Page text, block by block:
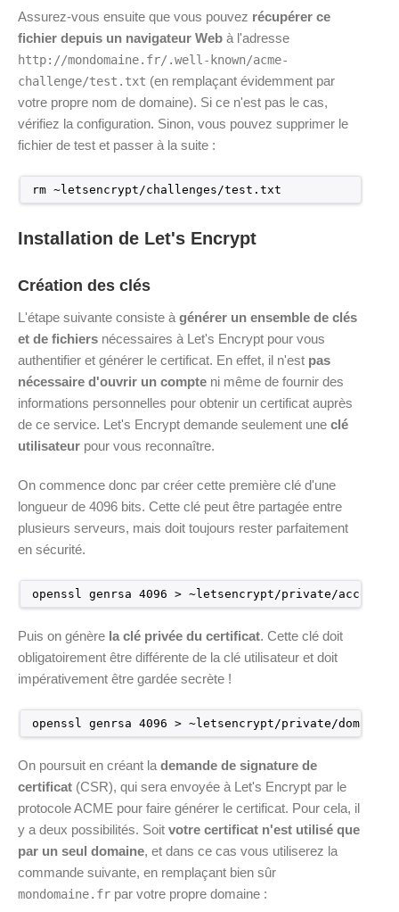
Assurez-vous ensuite que vous pouvez récupérer ce
fichier depuis un navigateur Web à l'adresse
http://mondomaine.fr/.well-known/acme-
challenge/test.txt (en remplaçant évidemment par
votre propre nom de domaine). Si ce n'est pas le cas,
vérifiez la configuration. Sinon, vous pouvez supprimer le
fichier de test et passer à la suite :
rm ~letsencrypt/challenges/test.txt
Installation de Let's Encrypt
Création des clés
L'étape suivante consiste à générer un ensemble de clés
et de fichiers nécessaires à Let's Encrypt pour vous
authentifier et générer le certificat. En effet, il n'est pas
nécessaire d'ouvrir un compte ni même de fournir des
informations personnelles pour obtenir un certificat auprès
de ce service. Let's Encrypt demande seulement une clé
utilisateur pour vous reconnaître.
On commence donc par créer cette première clé d'une
longueur de 4096 bits. Cette clé peut être partagée entre
plusieurs serveurs, mais doit toujours rester parfaitement
en sécurité.
openssl genrsa 4096 > ~letsencrypt/private/account
Puis on génère la clé privée du certificat. Cette clé doit
obligatoirement être différente de la clé utilisateur et doit
impérativement être gardée secrète !
openssl genrsa 4096 > ~letsencrypt/private/domain
On poursuit en créant la demande de signature de
certificat (CSR), qui sera envoyée à Let's Encrypt par le
protocole ACME pour faire générer le certificat. Pour cela, il
y a deux possibilités. Soit votre certificat n'est utilisé que
par un seul domaine, et dans ce cas vous utiliserez la
commande suivante, en remplaçant bien sûr
mondomaine.fr par votre propre domaine :